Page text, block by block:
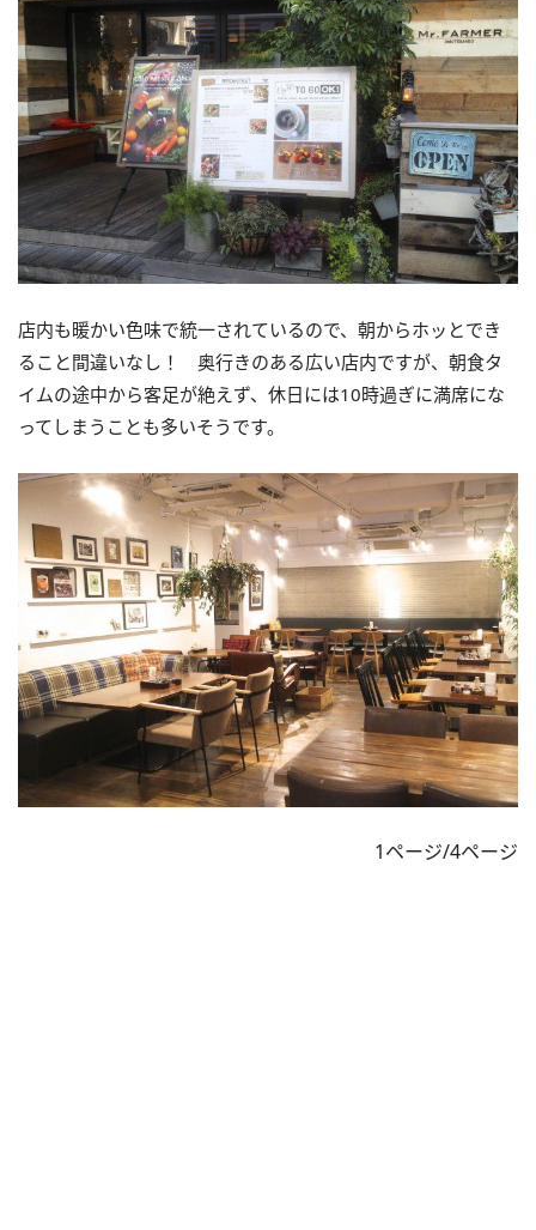
店内も暖かい色味で統一されているので、朝からホッとでき
ること間違いなし！ 奥行きのある広い店内ですが、朝食タ
イムの途中から客足が絶えず、休日には10時過ぎに満席にな
ってしまうことも多いそうです。
1ページ/4ページ